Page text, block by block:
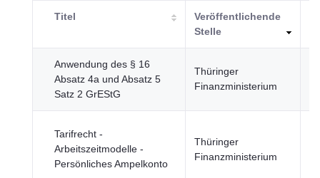
Titel
Veröffentlichende
Stelle
Anwendung des § 16
Absatz 4a und Absatz 5
Satz 2 GrEStG
Thüringer
Finanzministerium
Tarifrecht -
Arbeitszeitmodelle -
Persönliches Ampelkonto
Thüringer
Finanzministerium